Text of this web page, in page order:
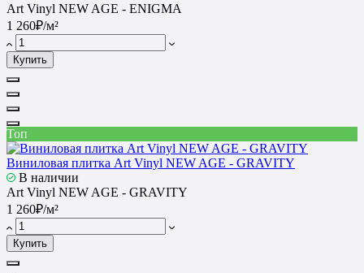
Art Vinyl NEW AGE - ENIGMA
1 260₽/м²
Купить
Топ
Виниловая плитка Art Vinyl NEW AGE - GRAVITY
В наличии
Art Vinyl NEW AGE - GRAVITY
1 260₽/м²
Купить